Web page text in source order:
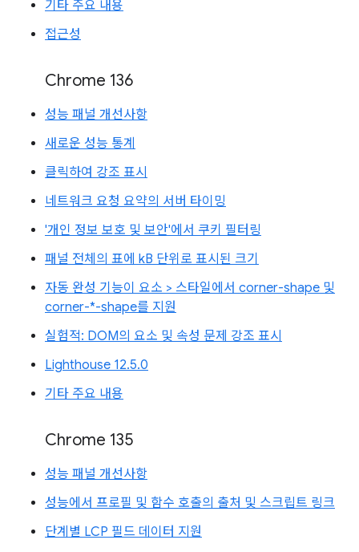
기타 주요 내용
접근성
Chrome 136
성능 패널 개선사항
새로운 성능 통계
클릭하여 강조 표시
네트워크 요청 요약의 서버 타이밍
'개인 정보 보호 및 보안'에서 쿠키 필터링
패널 전체의 표에 kB 단위로 표시된 크기
자동 완성 기능이 요소 > 스타일에서 corner-shape 및
corner-*-shape를 지원
실험적: DOM의 요소 및 속성 문제 강조 표시
Lighthouse 12.5.0
기타 주요 내용
Chrome 135
성능 패널 개선사항
성능에서 프로필 및 함수 호출의 출처 및 스크립트 링크
단계별 LCP 필드 데이터 지원